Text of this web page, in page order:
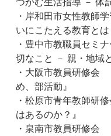
・岸和田市女性教
いにこたえる教育と
・豊中市教職員セ
切なこと － 親・地域
・大阪市教員研
め、部活動』
・松原市青年教師
はあるのか？』
・泉南市教員研